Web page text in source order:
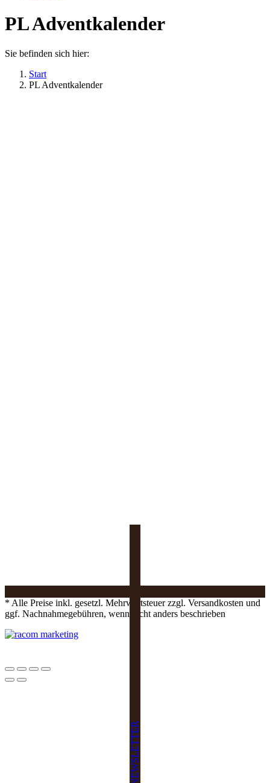
PL Adventkalender
Sie befinden sich hier:
Start
PL Adventkalender
* Alle Preise inkl. gesetzl. Mehrwertsteuer zzgl. Versandkosten und
ggf. Nachnahmegebühren, wenn nicht anders beschrieben
NEWSLETTER